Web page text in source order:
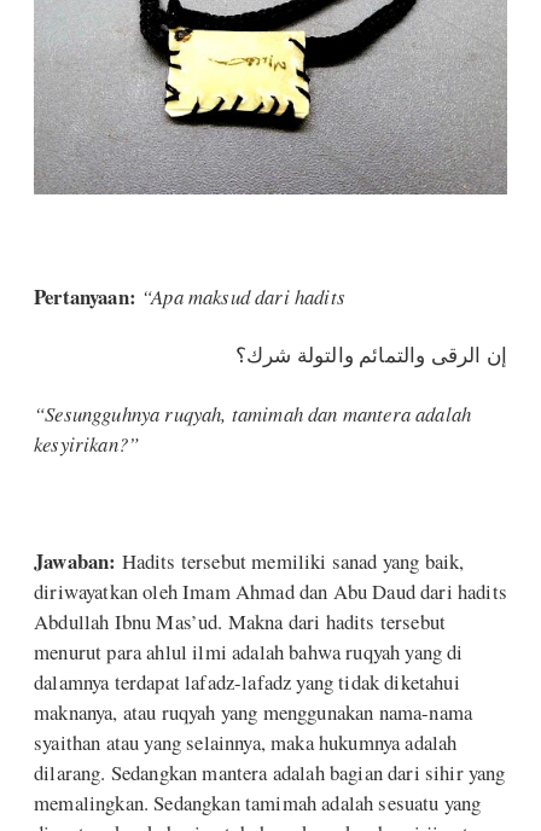
Pertanyaan: “Apa maksud dari hadits
إن الرقى والتمائم والتولة شرك؟
“Sesungguhnya ruqyah, tamimah dan mantera adalah
kesyirikan?”
Jawaban: Hadits tersebut memiliki sanad yang baik,
diriwayatkan oleh Imam Ahmad dan Abu Daud dari hadits
Abdullah Ibnu Mas’ud. Makna dari hadits tersebut
menurut para ahlul ilmi adalah bahwa ruqyah yang di
dalamnya terdapat lafadz-lafadz yang tidak diketahui
maknanya, atau ruqyah yang menggunakan nama-nama
syaithan atau yang selainnya, maka hukumnya adalah
dilarang. Sedangkan mantera adalah bagian dari sihir yang
memalingkan. Sedangkan tamimah adalah sesuatu yang